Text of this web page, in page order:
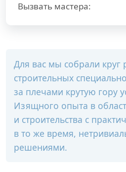
Вызвать мастера:
Для вас мы собрали круг
строительных
за плечами крутую гору
Изящного опыта в
и строительства с
в то же время,
решениями.